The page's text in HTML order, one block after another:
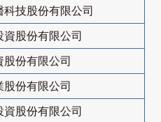
科技股份有限公司
資股份有限公司
股份有限公司
股份有限公司
資股份有限公司